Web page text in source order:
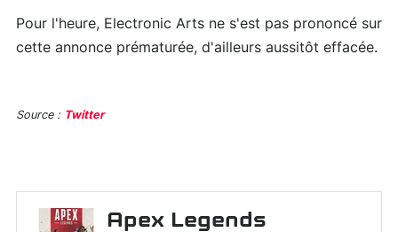
Pour l'heure, Electronic Arts ne s'est pas prononcé sur
cette annonce prématurée, d'ailleurs aussitôt effacée.
Source : Twitter
Apex Legends